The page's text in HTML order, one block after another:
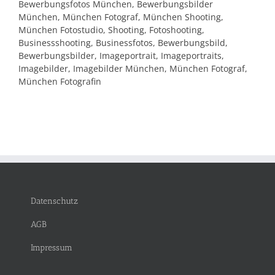
Bewerbungsfotos München, Bewerbungsbilder
München, München Fotograf, München Shooting,
München Fotostudio, Shooting, Fotoshooting,
Businessshooting, Businessfotos, Bewerbungsbild,
Bewerbungsbilder, Imageportrait, Imageportraits,
Imagebilder, Imagebilder München, München Fotograf,
München Fotografin
Datenschutz
AGB
Impressum